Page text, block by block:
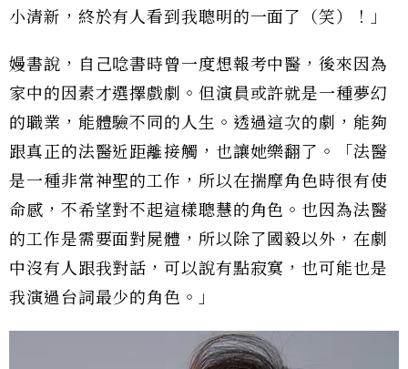
小清新，終於有人看到我聰明的一面了（笑）！」
嫚書說，自己唸書時曾一度想報考中醫，後來因為
家中的因素才選擇戲劇。但演員或許就是一種夢幻
的職業，能體驗不同的人生。透過這次的劇，能夠
跟真正的法醫近距離接觸，也讓她樂翻了。「法醫
是一種非常神聖的工作，所以在揣摩角色時很有使
命感，不希望對不起這樣聰慧的角色。也因為法醫
的工作是需要面對屍體，所以除了國毅以外，在劇
中沒有人跟我對話，可以說有點寂寞，也可能也是
我演過台詞最少的角色。」